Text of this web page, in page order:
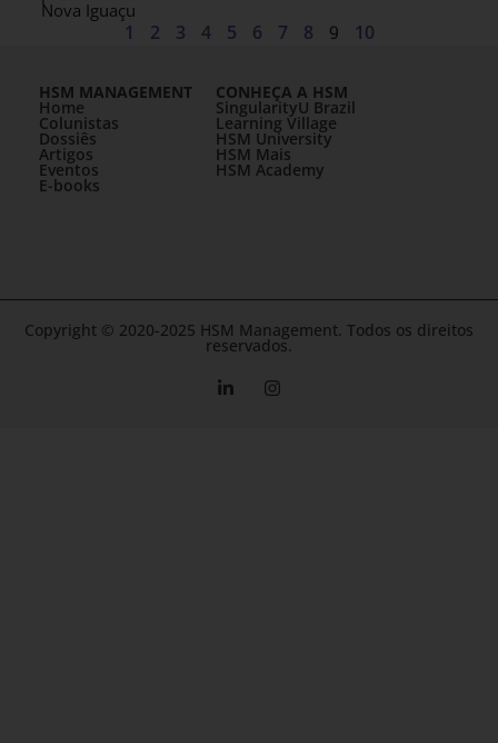
Nova Iguaçu
1 2 3 4 5 6 7 8 9 10
HSM MANAGEMENT
Home
Colunistas
Dossiês
Artigos
Eventos
E-books
CONHEÇA A HSM
SingularityU Brazil
Learning Village
HSM University
HSM Mais
HSM Academy
Copyright © 2020-2025 HSM Management. Todos os direitos
reservados.